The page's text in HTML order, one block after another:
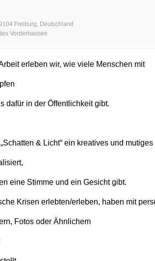
Freiburg Deutschland
Vorderhauses
erleben wir, wie viele Menschen mit
dafür in der Öffentlichkeit gibt.
& Licht“ ein kreatives und mutiges
eine Stimme und ein Gesicht gibt.
Krisen erlebten/erleben, haben mit
Fotos oder Ähnlichem